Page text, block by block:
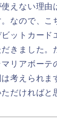
えない理由
なので、こ
ットカード
きました。
リアボーテ
は考えられま
だければと